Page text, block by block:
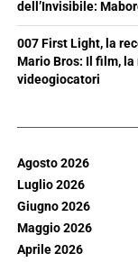
dell’Invisibile:
007 First Light, la
Mario Bros: Il film,
videogiocatori
Agosto 2026
Luglio 2026
Giugno 2026
Maggio 2026
Aprile 2026